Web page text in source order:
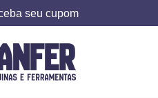
seu cupom